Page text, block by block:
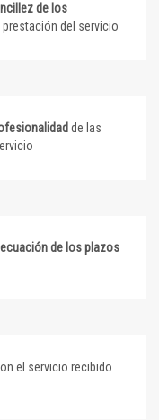
de los
prestación del servicio
de las
de los plazos
el servicio recibido